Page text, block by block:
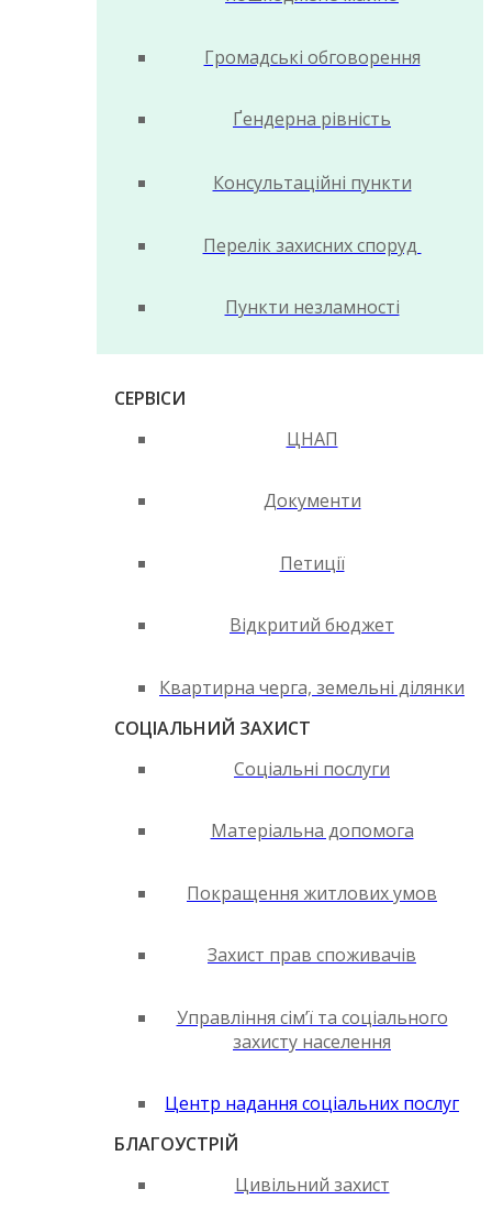
Громадські обговорення
Ґендерна рівність
Консультаційні пункти
Перелік захисних споруд
Пункти незламності
СЕРВІСИ
ЦНАП
Документи
Петиції
Відкритий бюджет
Квартирна черга, земельні ділянки
СОЦІАЛЬНИЙ ЗАХИСТ
Соціальні послуги
Матеріальна допомога
Покращення житлових умов
Захист прав споживачів
Управління сім’ї та соціального
захисту населення
Центр надання соціальних послуг
БЛАГОУСТРІЙ
Цивільний захист